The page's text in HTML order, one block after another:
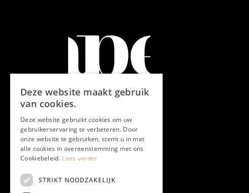
Deze website maakt gebruik
van cookies.
Deze website gebruikt cookies om uw
gebruikerservaring te verbeteren. Door
onze website te gebruiken, stemt u in met
alle cookies in overeenstemming met ons
Cookiebeleid. Lees verder
STRIKT NOODZAKELIJK